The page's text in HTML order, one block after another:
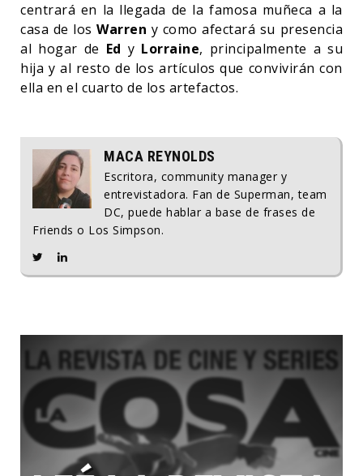
centrará en la llegada de la famosa muñeca a la
casa de losWarren y como afectará su presencia
al hogar de Ed y Lorraine, principalmente a su
hija y al resto de los artículos que convivirán con
ella en el cuarto de los artefactos.
MACA REYNOLDS
Escritora, community manager y
entrevistadora. Fan de Superman, team
DC, puede hablar a base de frases de
Friends o Los Simpson.